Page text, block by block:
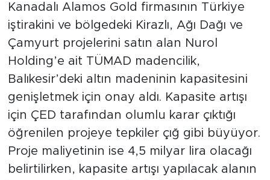
Kanadalı Alamos Gold firmasının Türkiye
iştirakini ve bölgedeki Kirazlı, Ağı Dağı ve
Çamyurt projelerini satın alan Nurol
Holding’e ait TÜMAD madencilik,
Balıkesir’deki altın madeninin kapasitesini
genişletmek için onay aldı. Kapasite artışı
için ÇED tarafından olumlu karar çıktığı
öğrenilen projeye tepkiler çığ gibi büyüyor.
Proje maliyetinin ise 4,5 milyar lira olacağı
belirtilirken, kapasite artışı yapılacak alanın